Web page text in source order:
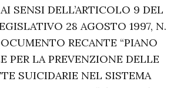
SENSI DELL’ARTICOLO 9 DEL
28 AGOSTO 1997, N.
RECANTE “PIANO
PER LA PREVENZIONE DELLE
SUICIDARIE NEL SISTEMA